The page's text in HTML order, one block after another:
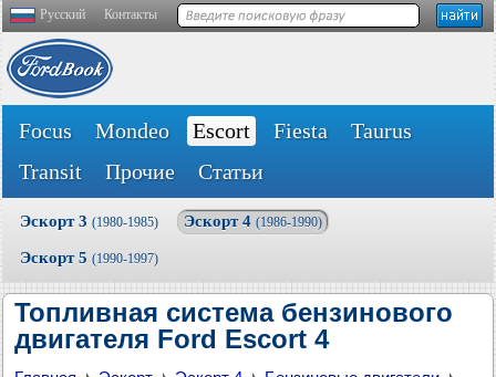
Русский Контакты
Focus Mondeo Escort Fiesta
Taurus
Transit
Прочие Статьи
Эскорт 3 (1980-1985) Эскорт 4 (1986-1990)
Эскорт 5 (1990-1997)
Топливная система бензинового
двигателя Ford Escort 4